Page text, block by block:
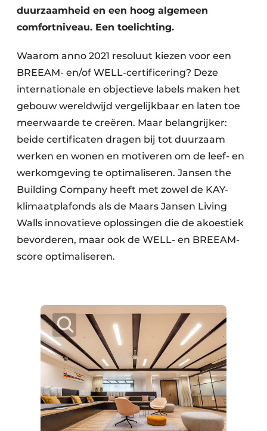
duurzaamheid en een hoog algemeen
comfortniveau. Een toelichting.
Waarom anno 2021 resoluut kiezen voor een
BREEAM- en/of WELL-certificering? Deze
internationale en objectieve labels maken het
gebouw wereldwijd vergelijkbaar en laten toe
meerwaarde te creëren. Maar belangrijker:
beide certificaten dragen bij tot duurzaam
werken en wonen en motiveren om de leef- en
werkomgeving te optimaliseren. Jansen the
Building Company heeft met zowel de KAY-
klimaatplafonds als de Maars Jansen Living
Walls innovatieve oplossingen die de akoestiek
bevorderen, maar ook de WELL- en BREEAM-
score optimaliseren.